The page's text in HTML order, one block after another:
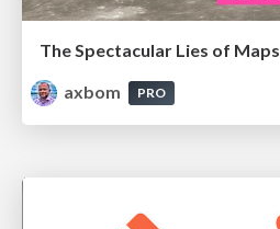
The Spectacular Lies of Maps
axbom
PRO